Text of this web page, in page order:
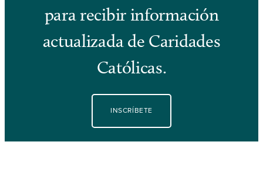
para recibir información
actualizada de Caridades
Católicas.
INSCRÍBETE